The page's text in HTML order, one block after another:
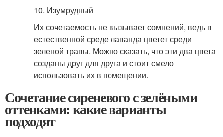
10. Изумрудный
Их сочетаемость не вызывает сомнений, ведь в
естественной среде лаванда цветет среди
зеленой травы. Можно сказать, что эти два цвета
созданы друг для друга и стоит смело
использовать их в помещении.
Сочетание сиреневого с зелёными
оттенками: какие варианты
подходят